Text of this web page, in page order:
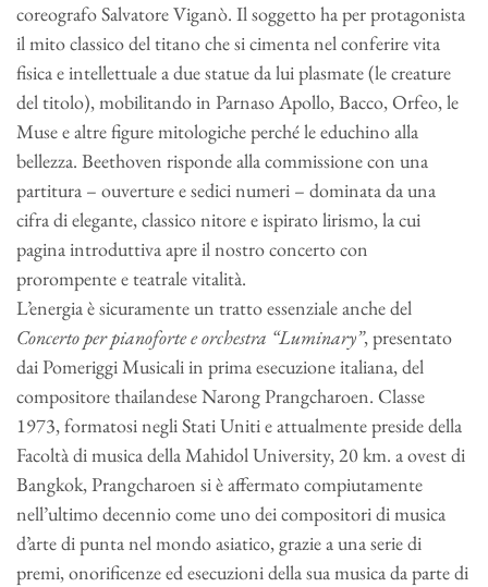
coreografo Salvatore Viganò. Il soggetto ha per protagonista
il mito classico del titano che si cimenta nel conferire vita
fisica e intellettuale a due statue da lui plasmate (le creature
del titolo), mobilitando in Parnaso Apollo, Bacco, Orfeo, le
Muse e altre figure mitologiche perché le educhino alla
bellezza. Beethoven risponde alla commissione con una
partitura – ouverture e sedici numeri – dominata da una
cifra di elegante, classico nitore e ispirato lirismo, la cui
pagina introduttiva apre il nostro concerto con
prorompente e teatrale vitalità.
L’energia è sicuramente un tratto essenziale anche del
Concerto per pianoforte e orchestra “Luminary”, presentato
dai Pomeriggi Musicali in prima esecuzione italiana, del
compositore thailandese Narong Prangcharoen. Classe
1973, formatosi negli Stati Uniti e attualmente preside della
Facoltà di musica della Mahidol University, 20 km. a ovest di
Bangkok, Prangcharoen si è affermato compiutamente
nell’ultimo decennio come uno dei compositori di musica
d’arte di punta nel mondo asiatico, grazie a una serie di
premi, onorificenze ed esecuzioni della sua musica da parte di